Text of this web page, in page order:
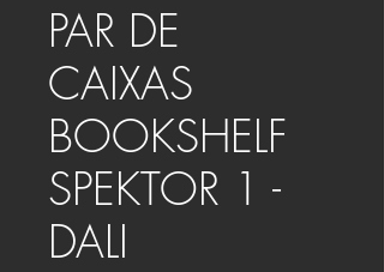
PAR DE
CAIXAS
BOOKSHELF
SPEKTOR 1 -
DALI